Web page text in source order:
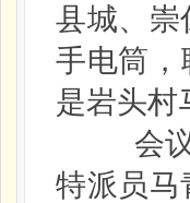
县城、崇
手电筒，
是岩头村
会议一
特派员马